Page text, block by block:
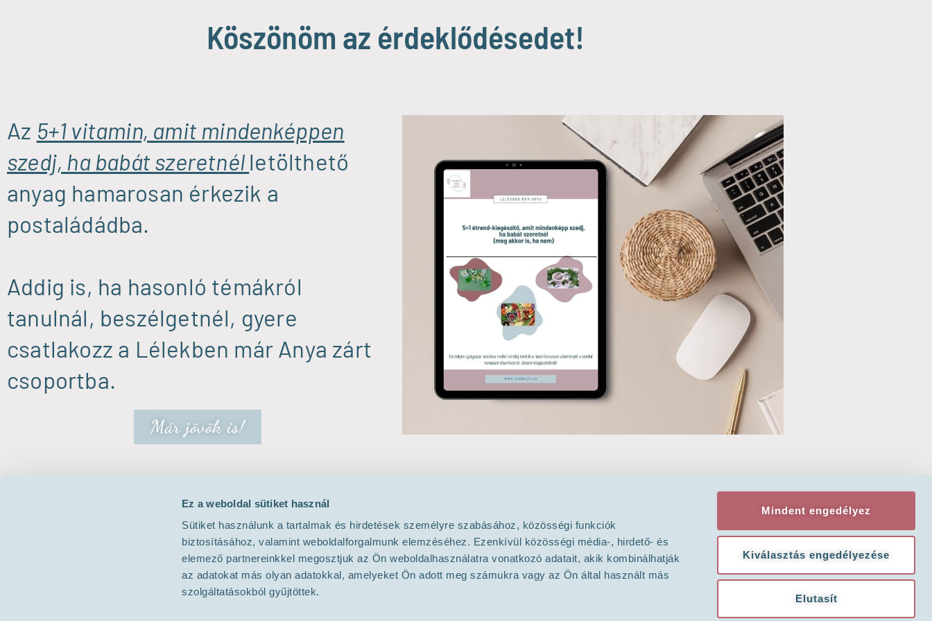
Ez a weboldal sütiket használ
Sütiket használunk a tartalmak és hirdetések személyre szabásához, közösségi funkciók
biztosításához, valamint weboldalforgalmunk elemzéséhez. Ezenkívül közösségi média-, hirdető- és
elemező partnereinkkel megosztjuk az Ön weboldalhasználatra vonatkozó adatait, akik kombinálhatják
az adatokat más olyan adatokkal, amelyeket Ön adott meg számukra vagy az Ön által használt más
szolgáltatásokból gyűjtöttek.
Mindent engedélyez
Kiválasztás engedélyezése
Elutasít
Köszönöm az érdeklődésedet!
Az 5+1 vitamin, amit mindenképpen
szedj, ha babát szeretnél letölthető
anyag hamarosan érkezik a
postaládádba.
Addig is, ha hasonló témákról
tanulnál, beszélgetnél, gyere
csatlakozz a Lélekben már Anya zárt
csoportba.
Már jövök is!